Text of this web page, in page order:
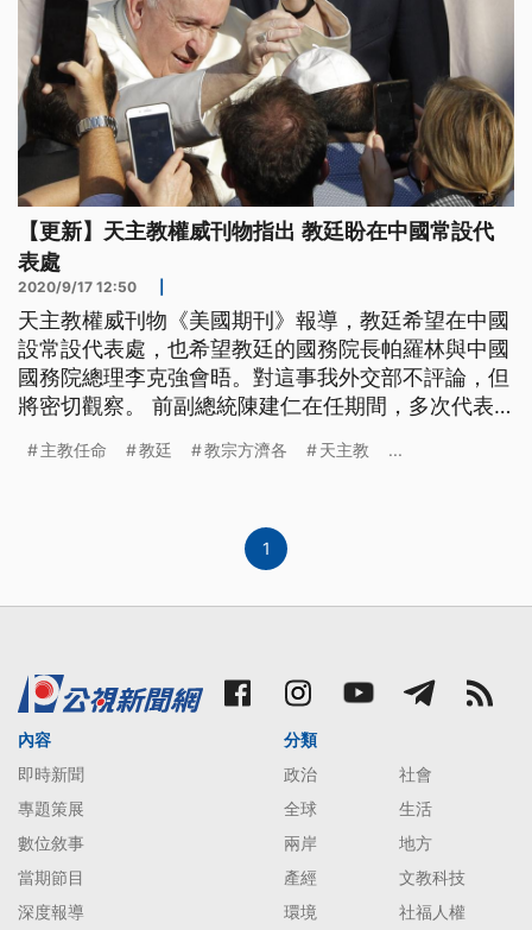
【更新】天主教權威刊物指出 教廷盼在中國常設代
表處
2020/9/17 12:50
天主教權威刊物《美國期刊》報導，教廷希望在中國
設常設代表處，也希望教廷的國務院長帕羅林與中國
國務院總理李克強會晤。對這事我外交部不評論，但
將密切觀察。 前副總統陳建仁在任期間，多次代表
良好關係，也顯示台梵之間的友好，但梵蒂岡似乎也
約，這也是教廷近來首度針對中梵續約
主教任命 教廷 教宗方濟各 天主教 ...
1
內容
即時新聞
專題策展
數位敘事
當期節目
深度報導
分類
政治
社會
全球
生活
兩岸
地方
產經
文教科技
環境
社福人權